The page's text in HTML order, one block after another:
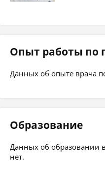
Опыт работы по
Данных об опыте врача
Образование
Данных об образовании
нет.